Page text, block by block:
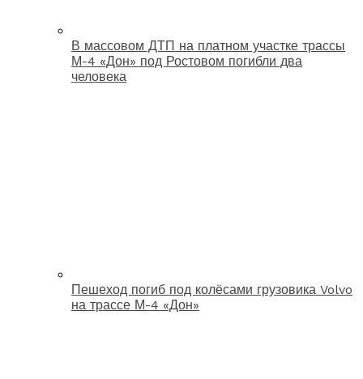
В массовом ДТП на платном участке трассы
М-4 «Дон» под Ростовом погибли два
человека
Пешеход погиб под колёсами грузовика Volvo
на трассе М-4 «Дон»